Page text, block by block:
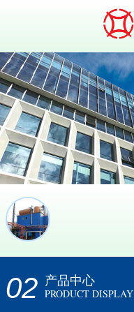
02 产品中心
PRODUCT DISPLAY